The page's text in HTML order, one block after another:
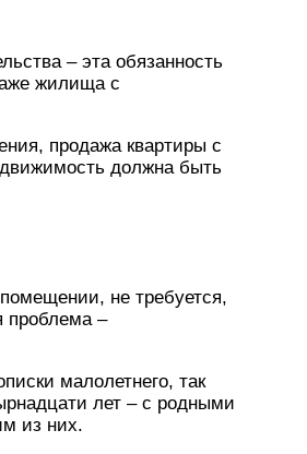
– эта обязанность
жилища с
продажа квартиры с
должна быть
не требуется,
проблема –
малолетнего, так
лет – с родными
из них.